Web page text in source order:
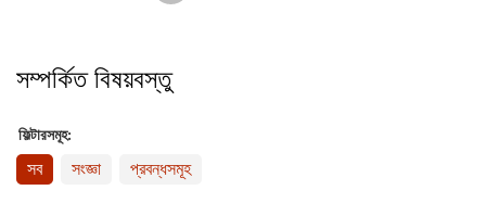
সম্পর্কিত বিষয়বস্তু
ফিল্টারসমূহ:
সব সংজ্ঞা প্রবন্ধসমূহ